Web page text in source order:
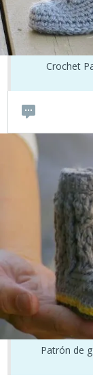
Crochet
Patrón de